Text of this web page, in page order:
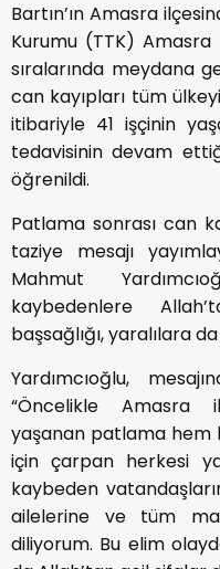
Bartın’ın Amasra
Kurumu (TTK) Amasra
sıralarında meydana
can kayıpları tüm
itibariyle 41 işçinin
tedavisinin devam
öğrenildi.
Patlama sonrası can
taziye mesajı
Mahmut
kaybedenlere
başsağlığı, yaralılara
Yardımcıoğlu,
“Öncelikle Amasra
yaşanan patlama hem
için çarpan herkesi
kaybeden
ailelerine ve tüm
diliyorum. Bu elim